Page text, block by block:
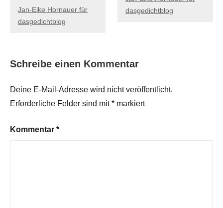
Jan-Eike Hornauer für
dasgedichtblog
dasgedichtblog
Schreibe einen Kommentar
Deine E-Mail-Adresse wird nicht veröffentlicht.
Erforderliche Felder sind mit* markiert
Kommentar *